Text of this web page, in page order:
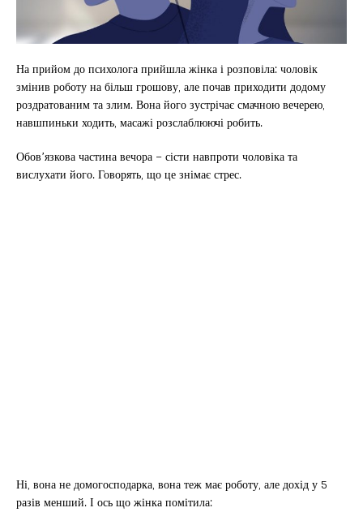
На прийом до психолога прийшла жінка і розповіла: чоловік
змінив роботу на більш грошову, але почав приходити додому
роздратованим та злим. Вона його зустрічає смачною вечерею,
навшпиньки ходить, масажі розслаблюючі робить.
Обов’язкова частина вечора – сісти навпроти чоловіка та
вислухати його. Говорять, що це знімає стрес.
Ні, вона не домогосподарка, вона теж має роботу, але дохід у 5
разів менший. І ось що жінка помітила: